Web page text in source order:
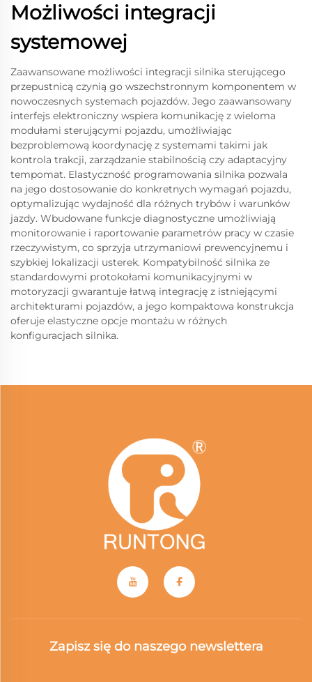
Możliwości integracji
systemowej
Zaawansowane możliwości integracji silnika sterującego
przepustnicą czynią go wszechstronnym komponentem w
nowoczesnych systemach pojazdów. Jego zaawansowany
interfejs elektroniczny wspiera komunikację z wieloma
modułami sterującymi pojazdu, umożliwiając
bezproblemową koordynację z systemami takimi jak
kontrola trakcji, zarządzanie stabilnością czy adaptacyjny
tempomat. Elastyczność programowania silnika pozwala
na jego dostosowanie do konkretnych wymagań pojazdu,
optymalizując wydajność dla różnych trybów i warunków
jazdy. Wbudowane funkcje diagnostyczne umożliwiają
monitorowanie i raportowanie parametrów pracy w czasie
rzeczywistym, co sprzyja utrzymaniowi prewencyjnemu i
szybkiej lokalizacji usterek. Kompatybilność silnika ze
standardowymi protokołami komunikacyjnymi w
motoryzacji gwarantuje łatwą integrację z istniejącymi
architekturami pojazdów, a jego kompaktowa konstrukcja
oferuje elastyczne opcje montażu w różnych
konfiguracjach silnika.
Zapisz się do naszego newslettera